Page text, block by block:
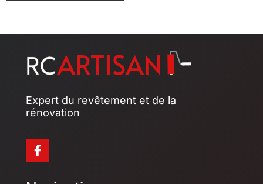
Expert du revêtement et de la
rénovation